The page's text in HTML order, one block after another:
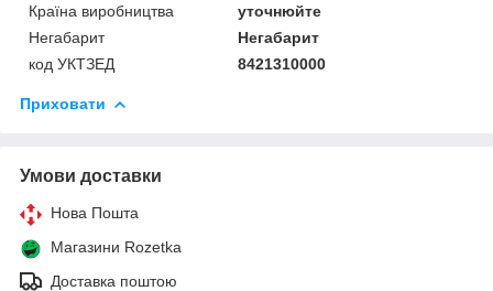
Країна виробництва
уточнюйте
Негабарит
Негабарит
код УКТЗЕД
8421310000
Приховати
Умови доставки
Нова Пошта
Магазини Rozetka
Доставка поштою